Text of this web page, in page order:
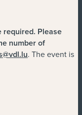
required. Please
number of
. The event is